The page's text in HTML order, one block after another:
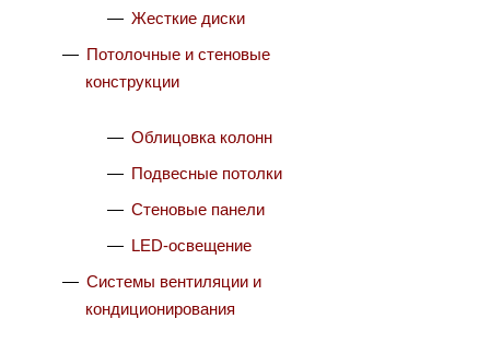
Жесткие диски
Потолочные и стеновые
конструкции
Облицовка колонн
Подвесные потолки
Стеновые панели
LED-освещение
Системы вентиляции и
кондиционирования